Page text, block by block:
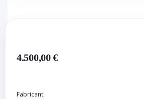
4.500,00 €
Fabricant: